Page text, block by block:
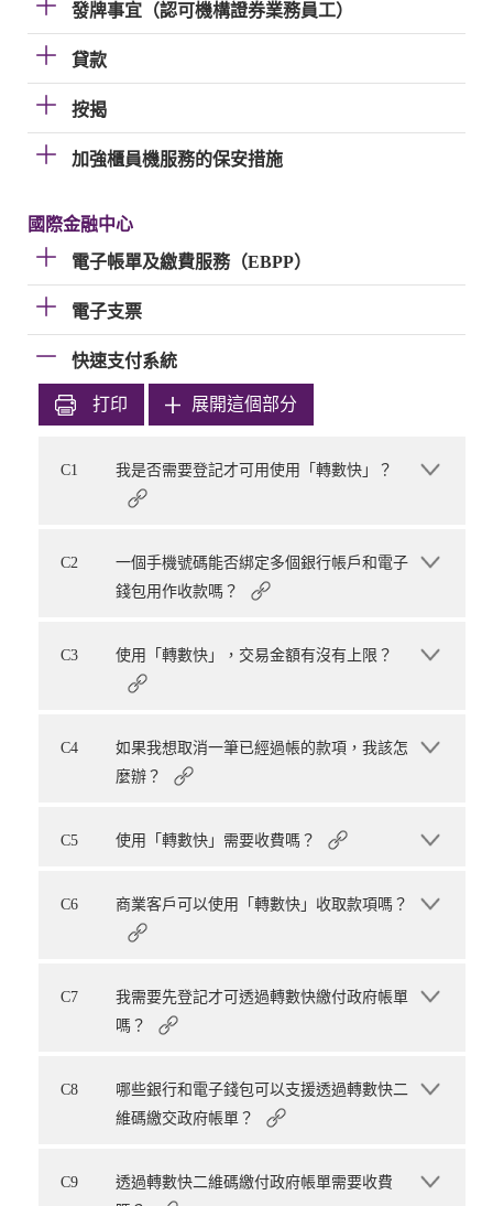
發牌事宜（認可機構證券業務員工）
貸款
按揭
加強櫃員機服務的保安措施
國際金融中心
電子帳單及繳費服務（EBPP）
電子支票
快速支付系統
打印 展開這個部分
C1 我是否需要登記才可用使用「轉數快」？
C2
一個手機號碼能否綁定多個銀行帳戶和電子
錢包用作收款嗎？
C3 使用「轉數快」，交易金額有沒有上限？
C4
如果我想取消一筆已經過帳的款項，我該怎
麼辦？
C5 使用「轉數快」需要收費嗎？
C6 商業客戶可以使用「轉數快」收取款項嗎？
C7
我需要先登記才可透過轉數快繳付政府帳單
嗎？
C8
哪些銀行和電子錢包可以支援透過轉數快二
維碼繳交政府帳單？
C9
透過轉數快二維碼繳付政府帳單需要收費